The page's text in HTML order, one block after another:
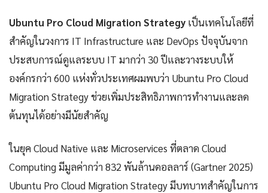
Ubuntu Pro Cloud Migration Strategy เป็นเทคโนโลยีที่
สำคัญในวงการ IT Infrastructure และ DevOps ปัจจุบันจาก
ประสบการณ์ดูแลระบบ IT มากว่า 30 ปีและวางระบบให้
องค์กรกว่า 600 แห่งทั่วประเทศผมพบว่า Ubuntu Pro Cloud
Migration Strategy ช่วยเพิ่มประสิทธิภาพการทำงานและลด
ต้นทุนได้อย่างมีนัยสำคัญ
ในยุค Cloud Native และ Microservices ที่ตลาด Cloud
Computing มีมูลค่ากว่า 832 พันล้านดอลลาร์ (Gartner 2025)
Ubuntu Pro Cloud Migration Strategy มีบทบาทสำคัญในการ